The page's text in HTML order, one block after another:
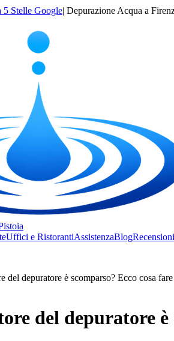
5 Stelle Google| Depurazione Acqua a
Uffici e RistorantiAssistenzaBlogRecensioni
del depuratore è scomparso? Ecco cosa fare
del depuratore è